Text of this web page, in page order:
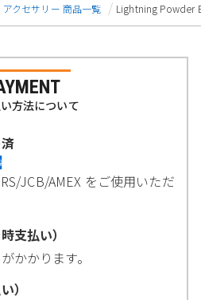
アクセサリー 商品一覧 Lightning Powder
方法について
JCB/AMEX をご使用いただ
支払い）
かかります。
）